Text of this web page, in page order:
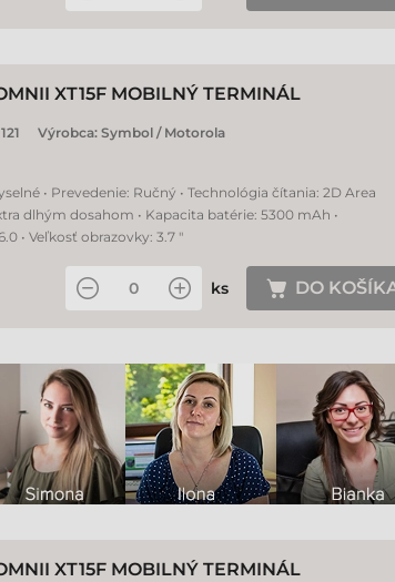
XT15F MOBILNÝ TERMINÁL
Výrobca: Symbol / Motorola
• Prevedenie: Ručný • Technológia čítania: 2D Area
dlhým dosahom • Kapacita batérie: 5300 mAh •
• Veľkosť obrazovky: 3.7 "
ks DO
XT15F MOBILNÝ TERMINÁL